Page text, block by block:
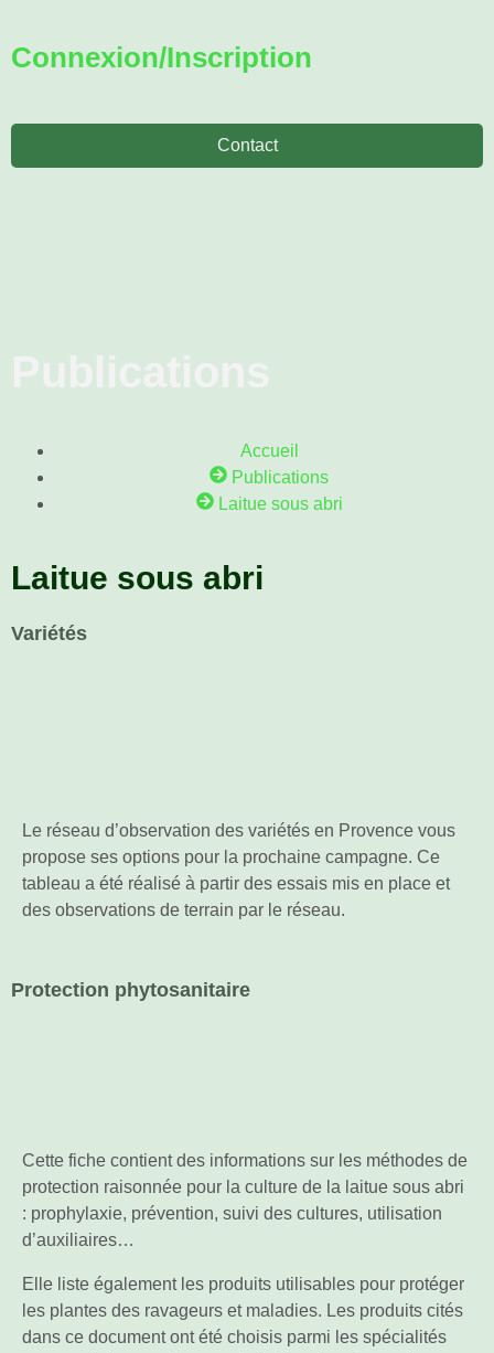
Connexion/Inscription
Contact
Publications
Accueil
Publications
Laitue sous abri
Laitue sous abri
Variétés
Le réseau d’observation des variétés en Provence vous
propose ses options pour la prochaine campagne. Ce
tableau a été réalisé à partir des essais mis en place et
des observations de terrain par le réseau.
Protection phytosanitaire
Cette fiche contient des informations sur les méthodes de
protection raisonnée pour la culture de la laitue sous abri
: prophylaxie, prévention, suivi des cultures, utilisation
d’auxiliaires…
Elle liste également les produits utilisables pour protéger
les plantes des ravageurs et maladies. Les produits cités
dans ce document ont été choisis parmi les spécialités